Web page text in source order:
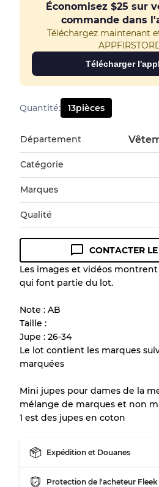
Économisez $25 sur
commande dans
Téléchargez maintenant
Télécharger
Quantité: 13pièces
Département
Catégorie
Marques
Qualité
Guide des conditions
Tous les produits incluent
de chaque article avant
Il y a une marge d'erreur
en raison de la vente en
Notre système à 3
Qualité BPeu utilisé
CONTACTER
Les images et vidéos
qui font partie du lot.
Note : AB
Taille :
Jupe : 26-34
Le lot contient les marques
marquées
Mini jupes pour dames de la
mélange de marques et non
1 est des jupes en coton
Expédition et Douanes
Protection de l'acheteur Fleek